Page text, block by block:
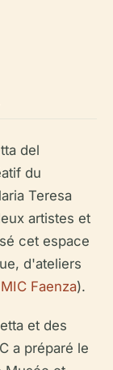
del
du
Teresa
artistes et
cet espace
d'ateliers
MIC Faenza).
et des
a préparé le